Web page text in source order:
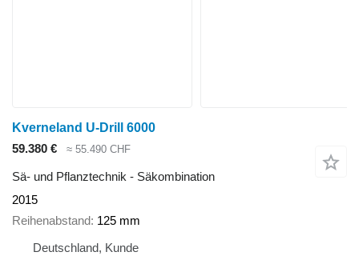
Kverneland U-Drill 6000
59.380 €
≈ 55.490 CHF
Sä- und Pflanztechnik - Säkombination
2015
Reihenabstand 125 mm
Deutschland, Kunde